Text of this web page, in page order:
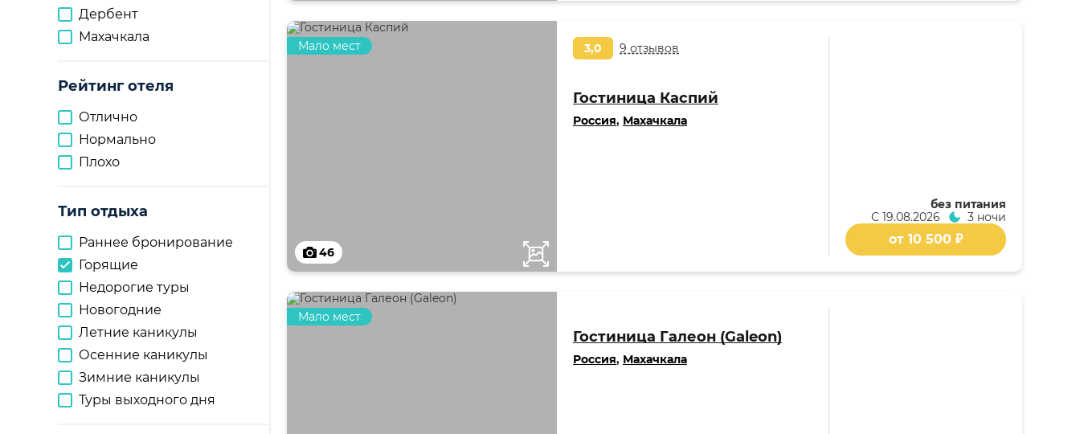
Дербент
Махачкала
Рейтинг отеля
Отлично
Нормально
Плохо
Тип отдыха
Раннее бронирование
Горящие
Недорогие туры
Новогодние
Летние каникулы
Осенние каникулы
Зимние каникулы
Туры выходного дня
46
Мало мест 3,0 9 отзывов
Гостиница Каспий
Россия, Махачкала
без питания
С 19.08.2026 3 ночи
от 10 500 ₽
Мало мест
Гостиница Галеон (Galeon)
Россия, Махачкала